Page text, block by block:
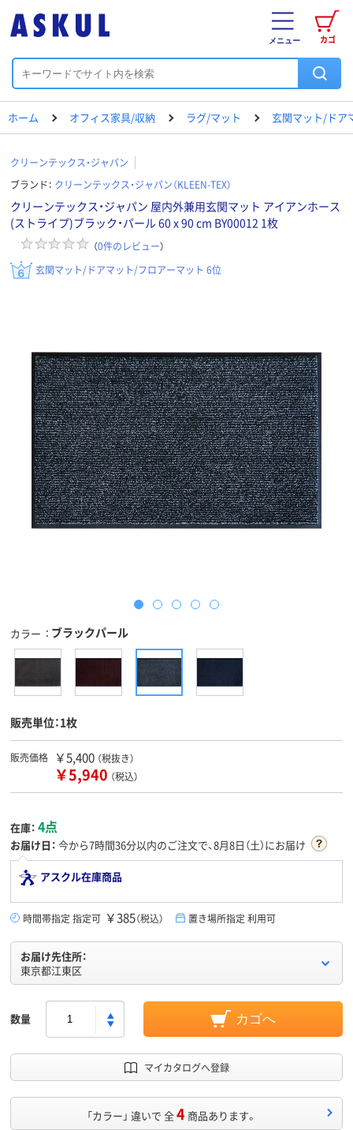
カゴ
メニュー
ホーム オフィス家具/収納 ラグ/マット 玄関マット/ドア
クリーンテックス・ジャパン
ブランド： クリーンテックス・ジャパン（KLEEN-TEX）
クリーンテックス・ジャパン 屋内外兼用玄関マット アイアンホース
(ストライプ)ブラック・パール 60 x 90 cm BY00012 1枚
（0件のレビュー）
玄関マット/ドアマット/フロアーマット 6位
カラー ブラックパール
販売単位：1枚
販売価格 ￥5,400 （税抜き）
￥5,940 （税込）
在庫： 4点
お届け日： 今から7時間36分以内のご注文で、8月8日（土）にお届け
アスクル在庫商品
時間帯指定 指定可 ￥385（税込） 置き場所指定 利用可
お届け先住所：
東京都江東区
数量 カゴへ
マイカタログへ登録
「カラー」 違いで 全4 商品あります。